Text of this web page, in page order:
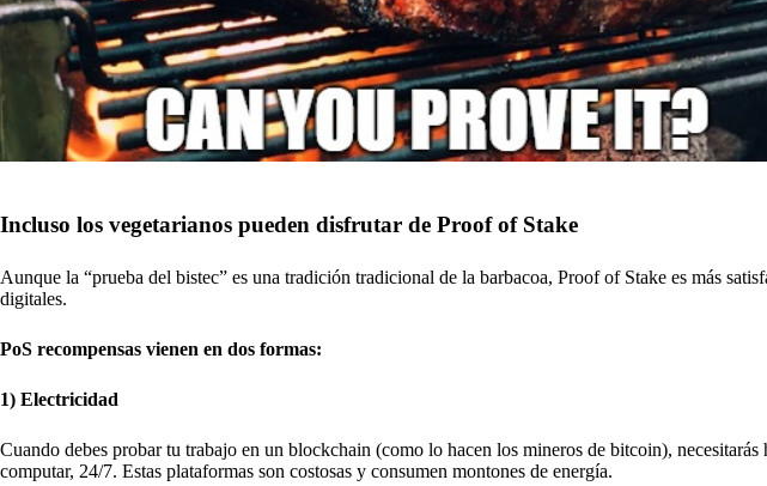
Incluso los vegetarianos pueden disfrutar de Proof of Stake
Aunque la “prueba del bistec” es una tradición tradicional de la barbacoa, Proof of Stake es más
digitales.
PoS recompensas vienen en dos formas:
1) Electricidad
Cuando debes probar tu trabajo en un blockchain (como lo hacen los mineros de bitcoin),
computar, 24/7. Estas plataformas son costosas y consumen montones de energía.